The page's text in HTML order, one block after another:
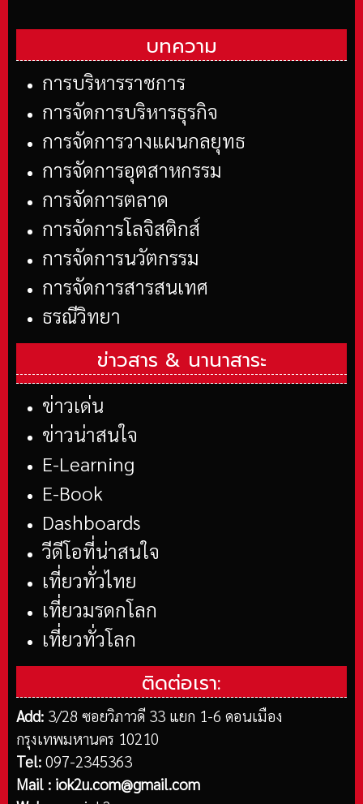
บทความ
การบริหารราชการ
การจัดการบริหารธุรกิจ
การจัดการวางแผนกลยุทธ
การจัดการอุตสาหกรรม
การจัดการตลาด
การจัดการโลจิสติกส์
การจัดการนวัตกรรม
การจัดการสารสนเทศ
ธรณีวิทยา
ข่าวสาร & นานาสาระ
ข่าวเด่น
ข่าวน่าสนใจ
E-Learning
E-Book
Dashboards
วีดีโอที่น่าสนใจ
เที่ยวทั่วไทย
เที่ยวมรดกโลก
เที่ยวทั่วโลก
ติดต่อเรา:
Add: 3/28 ซอยวิภาวดี 33 แยก 1-6 ดอนเมือง
กรุงเทพมหานคร 10210
Tel: 097-2345363
Mail : iok2u.com@gmail.com